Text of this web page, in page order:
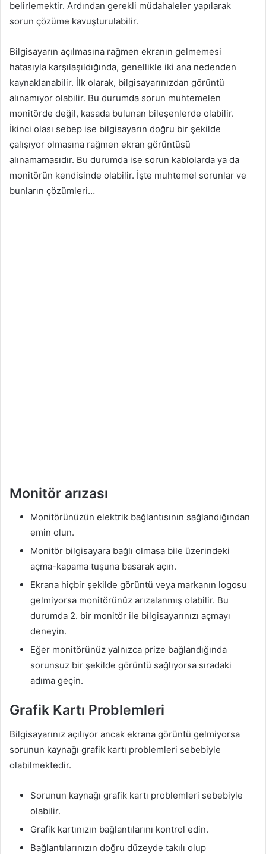
belirlemektir. Ardından gerekli müdahaleler yapılarak
sorun çözüme kavuşturulabilir.
Bilgisayarın açılmasına rağmen ekranın gelmemesi
hatasıyla karşılaşıldığında, genellikle iki ana nedenden
kaynaklanabilir. İlk olarak, bilgisayarınızdan görüntü
alınamıyor olabilir. Bu durumda sorun muhtemelen
monitörde değil, kasada bulunan bileşenlerde olabilir.
İkinci olası sebep ise bilgisayarın doğru bir şekilde
çalışıyor olmasına rağmen ekran görüntüsü
alınamamasıdır. Bu durumda ise sorun kablolarda ya da
monitörün kendisinde olabilir. İşte muhtemel sorunlar ve
bunların çözümleri…
Monitör arızası
Monitörünüzün elektrik bağlantısının sağlandığından
emin olun.
Monitör bilgisayara bağlı olmasa bile üzerindeki
açma-kapama tuşuna basarak açın.
Ekrana hiçbir şekilde görüntü veya markanın logosu
gelmiyorsa monitörünüz arızalanmış olabilir. Bu
durumda 2. bir monitör ile bilgisayarınızı açmayı
deneyin.
Eğer monitörünüz yalnızca prize bağlandığında
sorunsuz bir şekilde görüntü sağlıyorsa sıradaki
adıma geçin.
Grafik Kartı Problemleri
Bilgisayarınız açılıyor ancak ekrana görüntü gelmiyorsa
sorunun kaynağı grafik kartı problemleri sebebiyle
olabilmektedir.
Sorunun kaynağı grafik kartı problemleri sebebiyle
olabilir.
Grafik kartınızın bağlantılarını kontrol edin.
Bağlantılarınızın doğru düzeyde takılı olup